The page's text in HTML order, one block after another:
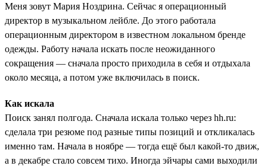
Меня зовут Мария Ноздрина. Сейчас я операционный
директор в музыкальном лейбле. До этого работала
операционным директором в известном локальном бренде
одежды. Работу начала искать после неожиданного
сокращения — сначала просто приходила в себя и отдыхала
около месяца, а потом уже включилась в поиск.
Как искала
Поиск занял полгода. Сначала искала только через hh.ru:
сделала три резюме под разные типы позиций и откликалась
именно там. Начала в ноябре — тогда ещё был какой-то движ,
а в декабре стало совсем тихо. Иногда эйчары сами выходили